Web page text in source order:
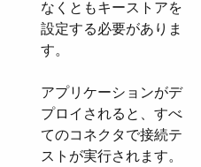
なくともキーストアを
設定する必要がありま
す。
アプリケーションがデ
プロイされると、すべ
てのコネクタで接続テ
ストが実行されます。